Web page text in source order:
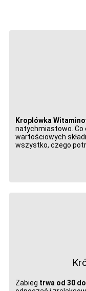
Kroplówka
natychmiastowo. Co
wartościowych
wszystko, czego
Zabieg trwa od 30